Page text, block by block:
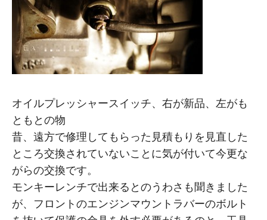
オイルプレッシャースイッチ、右が新品、左がも
ともとの物
昔、遠方で修理してもらった見積もりを見直した
ところ交換されていないことに気が付いて今更な
がらの交換です。
モンキーレンチで出来るとのうわさも聞きました
が、フロントのエンジンマウントラバーのボルト